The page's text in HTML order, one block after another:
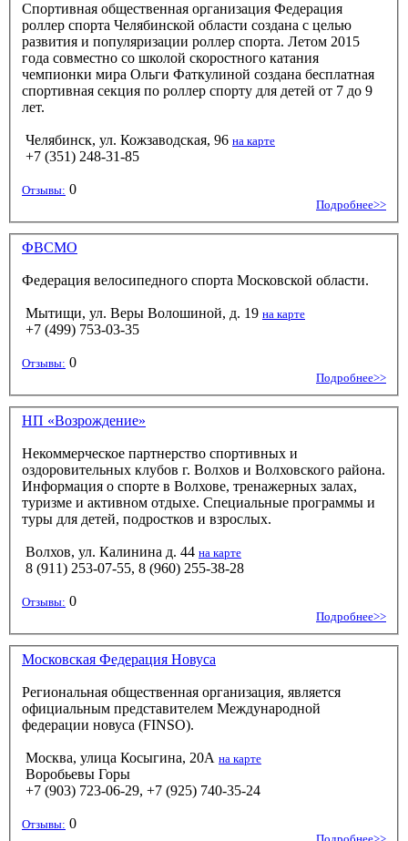
Спортивная общественная организация Федерация
роллер спорта Челябинской области создана с целью
развития и популяризации роллер спорта. Летом 2015
года совместно со школой скоростного катания
чемпионки мира Ольги Фаткулиной создана бесплатная
спортивная секция по роллер спорту для детей от 7 до 9
лет.
Челябинск, ул. Кожзаводская, 96 на карте
+7 (351) 248-31-85
Отзывы: 0
Подробнее>>
ФВСМО
Федерация велосипедного спорта Московской области.
Мытищи, ул. Веры Волошиной, д. 19 на карте
+7 (499) 753-03-35
Отзывы: 0
Подробнее>>
НП «Возрождение»
Некоммерческое партнерство спортивных и
оздоровительных клубов г. Волхов и Волховского района.
Информация о спорте в Волхове, тренажерных залах,
туризме и активном отдыхе. Специальные программы и
туры для детей, подростков и взрослых.
Волхов, ул. Калинина д. 44 на карте
8 (911) 253-07-55, 8 (960) 255-38-28
Отзывы: 0
Подробнее>>
Московская Федерация Новуса
Региональная общественная организация, является
официальным представителем Международной
федерации новуса (FINSO).
Москва, улица Косыгина, 20А на карте
Воробьевы Горы
+7 (903) 723-06-29, +7 (925) 740-35-24
Отзывы: 0